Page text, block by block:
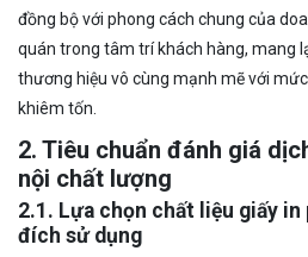
đồng bộ với phong cách chung của
quán trong tâm trí khách hàng, mang
thương hiệu vô cùng mạnh mẽ với
khiêm tốn.
2. Tiêu chuẩn đánh giá
nội chất lượng
2.1. Lựa chọn chất liệu giấy
đích sử dụng